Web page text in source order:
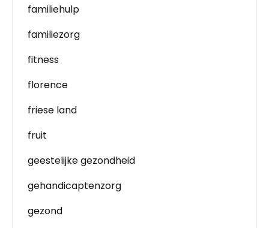
familiehulp
familiezorg
fitness
florence
friese land
fruit
geestelijke gezondheid
gehandicaptenzorg
gezond